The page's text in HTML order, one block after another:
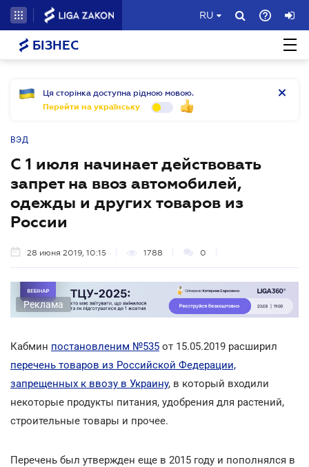
RU
БІЗНЕС
Ця сторінка доступна рідною мовою.
Перейти на українську
ВЭД
С 1 июля начинает действовать
запрет на ввоз автомобилей,
одежды и других товаров из
России
28 июня 2019, 10:15 1788 0
Реклама
Кабмин постановленим №535 от 15.05.2019 расширил
перечень товаров из Российской Федерации,
запрещенных к ввозу в Украину, в который входили
некоторые продукты питания, удобрения для растений,
строительные товары и прочее.
Перечень был утвержден еще в 2015 году и пополнялся в